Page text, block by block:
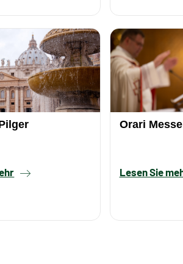
Orari Messe
Lesen Sie